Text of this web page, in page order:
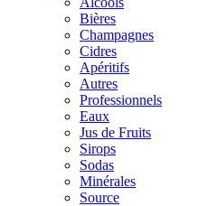
Bières
Champagnes
Cidres
Apéritifs
Autres
Professionnels
Eaux
Jus de Fruits
Sirops
Sodas
Minérales
Source